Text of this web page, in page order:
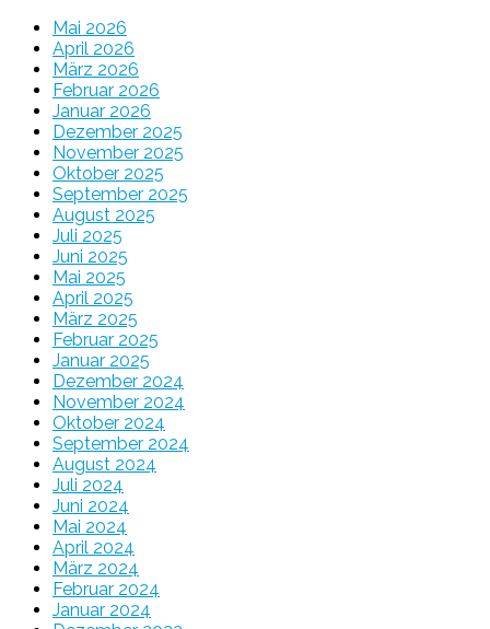
Mai 2026
April 2026
März 2026
Februar 2026
Januar 2026
Dezember 2025
November 2025
Oktober 2025
September 2025
August 2025
Juli 2025
Juni 2025
Mai 2025
April 2025
März 2025
Februar 2025
Januar 2025
Dezember 2024
November 2024
Oktober 2024
September 2024
August 2024
Juli 2024
Juni 2024
Mai 2024
April 2024
März 2024
Februar 2024
Januar 2024